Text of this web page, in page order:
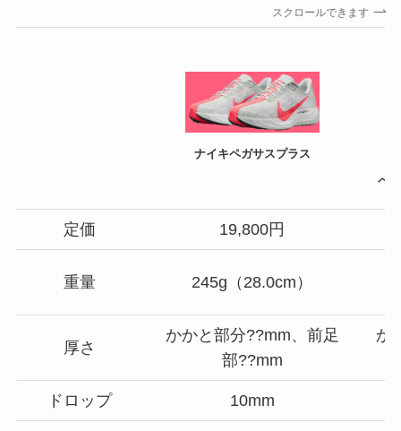
スクロールできます
ナイキペガサスプラス
ペ
定価 19,800円
重量 245g（28.0cm）
厚さ
かかと部分??mm、前足
部??mm
か
ドロップ 10mm